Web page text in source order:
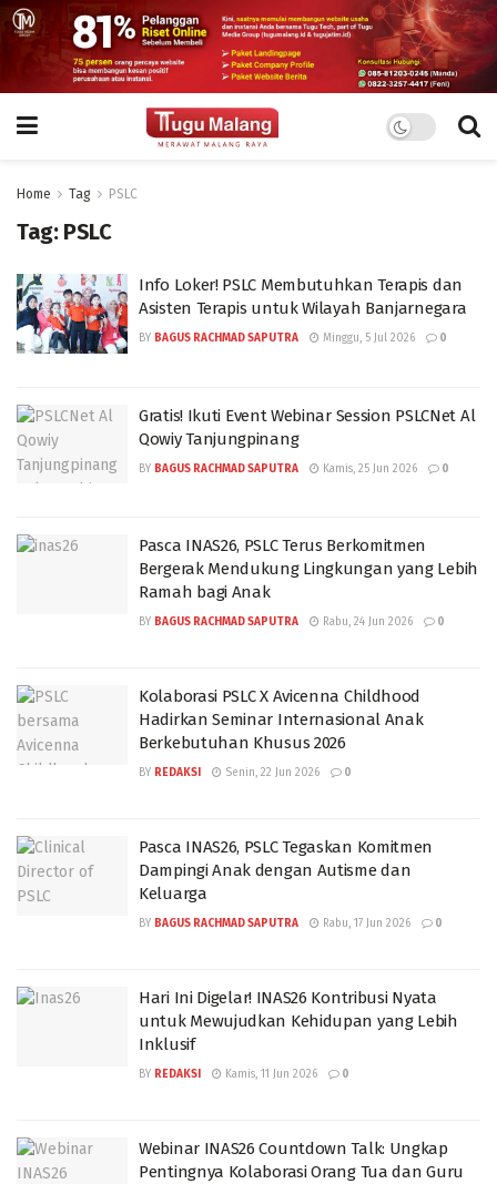
Home Tag PSLC
Tag: PSLC
Info Loker! PSLC Membutuhkan Terapis dan
Asisten Terapis untuk Wilayah Banjarnegara
BY BAGUS RACHMAD SAPUTRA Minggu, 5 Jul 2026 0
Gratis! Ikuti Event Webinar Session PSLCNet Al
Qowiy Tanjungpinang
BY BAGUS RACHMAD SAPUTRA Kamis, 25 Jun 2026 0
Pasca INAS26, PSLC Terus Berkomitmen
Bergerak Mendukung Lingkungan yang Lebih
Ramah bagi Anak
BY BAGUS RACHMAD SAPUTRA Rabu, 24 Jun 2026 0
Kolaborasi PSLC X Avicenna Childhood
Hadirkan Seminar Internasional Anak
Berkebutuhan Khusus 2026
BY REDAKSI Senin, 22 Jun 2026 0
Pasca INAS26, PSLC Tegaskan Komitmen
Dampingi Anak dengan Autisme dan
Keluarga
BY BAGUS RACHMAD SAPUTRA Rabu, 17 Jun 2026 0
Hari Ini Digelar! INAS26 Kontribusi Nyata
untuk Mewujudkan Kehidupan yang Lebih
Inklusif
BY REDAKSI Kamis, 11 Jun 2026 0
Webinar INAS26 Countdown Talk: Ungkap
Pentingnya Kolaborasi Orang Tua dan Guru